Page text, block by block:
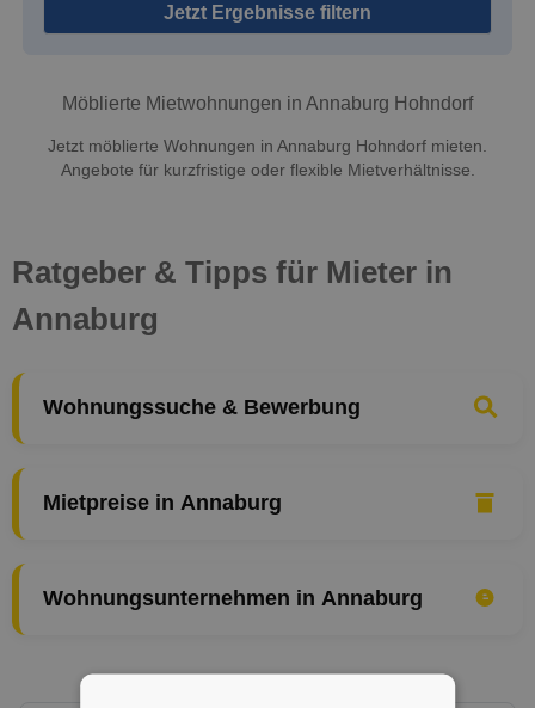
Jetzt Ergebnisse filtern
Möblierte Mietwohnungen in Annaburg Hohndorf
Jetzt möblierte Wohnungen in Annaburg Hohndorf mieten.
Angebote für kurzfristige oder flexible Mietverhältnisse.
Ratgeber & Tipps für Mieter in
Annaburg
Wohnungssuche & Bewerbung
Mietpreise in Annaburg
Wohnungsunternehmen in Annaburg